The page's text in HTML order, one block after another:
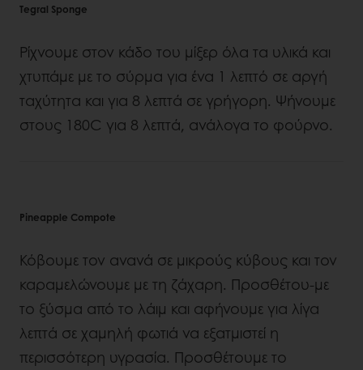
Tegral Sponge
Ρίχνουμε στον κάδο του μίξερ όλα τα υλικά και
χτυπάμε με το σύρμα για ένα 1 λεπτό σε αργή
ταχύτητα και για 8 λεπτά σε γρήγορη. Ψήνουμε
στους 180C για 8 λεπτά, ανάλογα το φούρνο.
Pineapple Compote
Κόβουμε τον ανανά σε μικρούς κύβους και τον
καραμελώνουμε με τη ζάχαρη. Προσθέτου-με
το ξύσμα από το λάιμ και αφήνουμε για λίγα
λεπτά σε χαμηλή φωτιά να εξατμιστεί η
περισσότερη υγρασία. Προσθέτουμε το